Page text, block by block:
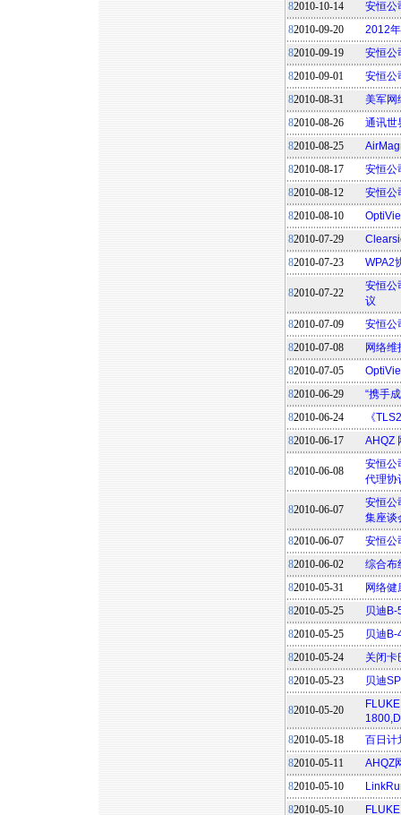
82010-10-14
安恒公
82010-09-20
2012
82010-09-19
安恒公
82010-09-01
安恒公
82010-08-31
美军网
82010-08-26
通讯世
82010-08-25
82010-08-17
安恒公
82010-08-12
安恒公
82010-08-10
82010-07-29
82010-07-23 WPA2
82010-07-22
安恒公
议
82010-07-09
安恒公
82010-07-08
网络
82010-07-05
82010-06-29
“携手
82010-06-24
《
82010-06-17 AHQZ
82010-06-08
安恒公
代理协
82010-06-07
安恒公
集座谈
82010-06-07
安恒公
82010-06-02
综合布
82010-05-31
网络
82010-05-25
贝迪
82010-05-25
贝迪
82010-05-24
关闭卡
82010-05-23 贝迪
82010-05-20
82010-05-18
百日计
82010-05-11
AHQZ
82010-05-10
82010-05-10